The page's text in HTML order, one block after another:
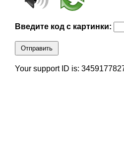
Введите код с картинки:
Отправить
Your support ID is: